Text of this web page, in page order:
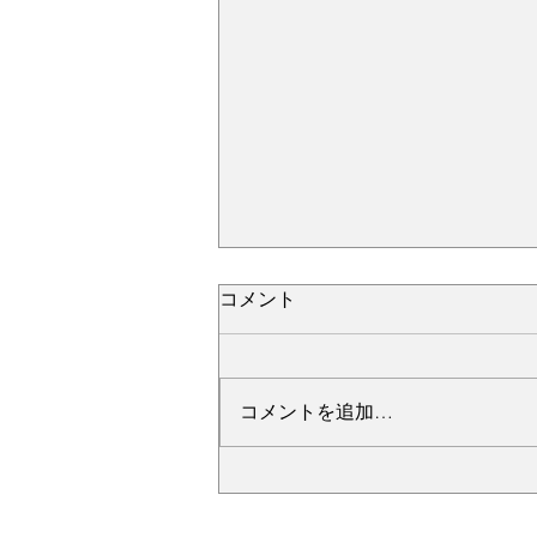
コメント
コメントを追加…